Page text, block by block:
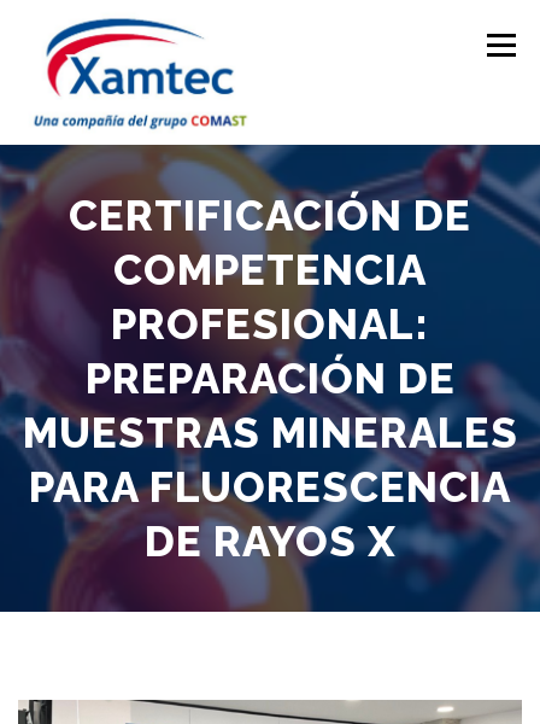
contenido
Menú
INICIO NOSOTROS SOLUCIONES EVENTOS
INTERLABORATORIOS CURSOS EN LÍNEA
CONTÁCTENOS
CERTIFICACIÓN DE
COMPETENCIA
PROFESIONAL:
PREPARACIÓN DE
MUESTRAS MINERALES
PARA FLUORESCENCIA
DE RAYOS X